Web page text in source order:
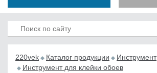
220vek Каталог продукции
Инструмент
Инструмент для клейки обоев